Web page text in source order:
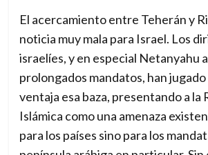
El acercamiento entre Teherán y
noticia muy mala para Israel. Los
israelíes, y en especial Netanyahu
prolongados mandatos, han
ventaja esa baza, presentando a la
Islámica como una amenaza
para los países sino para los